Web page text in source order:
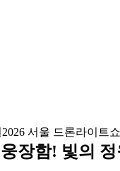
장함! 빛의